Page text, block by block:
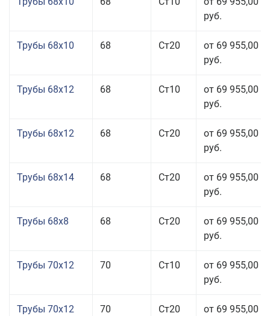
руб.
Трубы 68x10 68 Ст20
от 69 955,00
руб.
Трубы 68x12 68 Ст10
от 69 955,00
руб.
Трубы 68x12 68 Ст20
от 69 955,00
руб.
Трубы 68x14 68 Ст20
от 69 955,00
руб.
Трубы 68x8 68 Ст20
от 69 955,00
руб.
Трубы 70x12 70 Ст10
от 69 955,00
руб.
Трубы 70x12 70 Ст20
от 69 955,00